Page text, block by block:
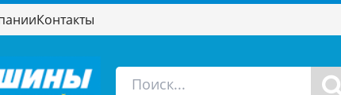
Контакты